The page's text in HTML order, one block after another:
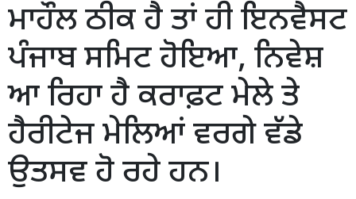
ਮਾਹੌਲ ਠੀਕ ਹੈ ਤਾਂ ਹੀ ਇਨਵੈਸਟ
ਪੰਜਾਬ ਸਮਿਟ ਹੋਇਆ, ਨਿਵੇਸ਼
ਆ ਰਿਹਾ ਹੈ ਕਰਾਫ਼ਟ ਮੇਲੇ ਤੇ
ਹੈਰੀਟੇਜ ਮੇਲਿਆਂ ਵਰਗੇ ਵੱਡੇ
ਉਤਸਵ ਹੋ ਰਹੇ ਹਨ।